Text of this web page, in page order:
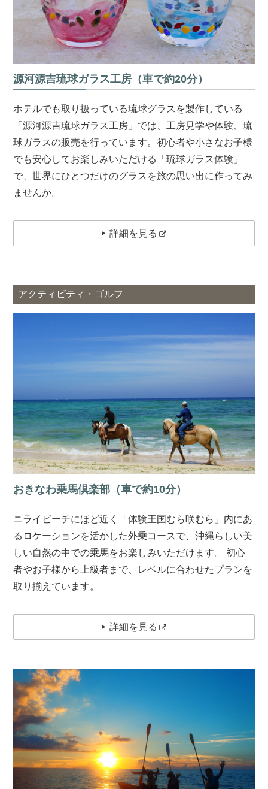
源河源吉琉球ガラス工房（車で約20分）
ホテルでも取り扱っている琉球グラスを製作している
「源河源吉琉球ガラス工房」では、工房見学や体験、琉
球ガラスの販売を行っています。初心者や小さなお子様
でも安心してお楽しみいただける「琉球ガラス体験」
で、世界にひとつだけのグラスを旅の思い出に作ってみ
ませんか。
詳細を見る
アクティビティ・ゴルフ
おきなわ乗馬倶楽部（車で約10分）
ニライビーチにほど近く「体験王国むら咲むら」内にあ
るロケーションを活かした外乗コースで、沖縄らしい美
しい自然の中での乗馬をお楽しみいただけます。 初心
者やお子様から上級者まで、レベルに合わせたプランを
取り揃えています。
詳細を見る